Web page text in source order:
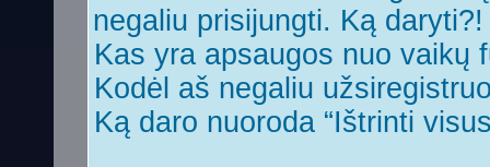
negaliu prisijungti. Ką daryti?!
Kas yra apsaugos nuo vaikų
Kodėl aš negaliu
Ką daro nuoroda “Ištrinti